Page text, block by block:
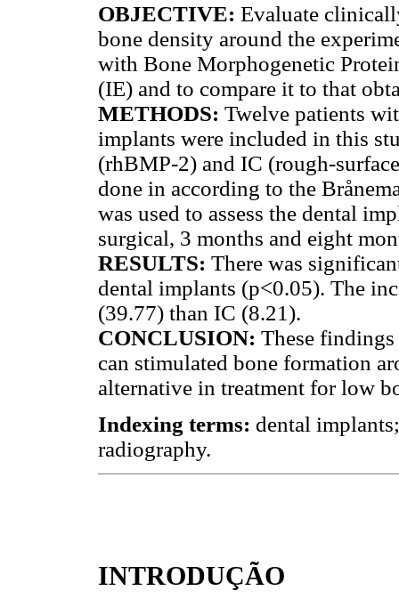
OBJECTIVE: Evaluate
bone density around the
with Bone Morphogenetic
(IE) and to compare it to that
METHODS: Twelve patients
implants were included in this
(rhBMP-2) and IC (rough-
done in according to the
was used to assess the dental
surgical, 3 months and eight
RESULTS: There was
dental implants (p<0.05). The
(39.77) than IC (8.21).
CONCLUSION: These
can stimulated bone formation
alternative in treatment for low
Indexing terms: dental
radiography.
INTRODUÇÃO